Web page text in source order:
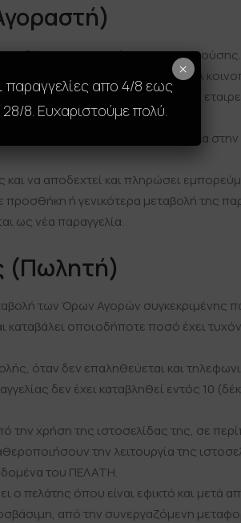
με τους όρους της παρούσης.
κοινοποιήσει στην ΕΤΑΙΡΕΙΑ
και με επίσκεψη στην Έδρα της
που παρέλαβε είναι ακόμα στην
να αποδεχτεί και πληρώσει
ή γενικότερα μεταβολή της
ως νέα παραγγελία.
(Πωλητή)
των Όρων Αγορών συγκεκριμένης
οποιοδήποτε ποσό έχει
όταν δεν επαληθεύεται και
δεν έχει καταβληθεί εντός 10
την χρήση της ιστοσελίδας της, σε
την λειτουργία της
του ΠΕΛΑΤΗ.
ο πελάτης όπου είναι εφικτό και μετά
από την συνεργαζόμενη
απο 4/8 εως
8. Ευχαριστούμε πολύ.
×